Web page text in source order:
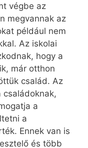
végbe az
megvannak az
például nem
Az iskolai
hogy a
már otthon
család. Az
családoknak,
a
a
Ennek van is
és több